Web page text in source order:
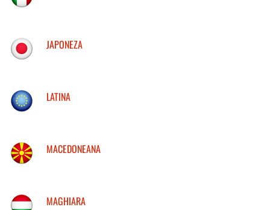
JAPONEZA
LATINA
MACEDONEANA
MAGHIARA